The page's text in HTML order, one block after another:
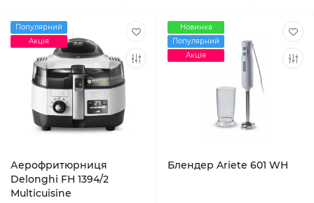
Популярний
Акція
Аерофритюрниця
Delonghi FH 1394/2
Multicuisine
Новинка
Популярний
Акція
Блендер Ariete 601 WH